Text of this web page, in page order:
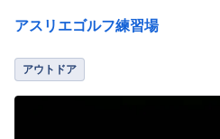
アスリエゴルフ練習場
アウトドア